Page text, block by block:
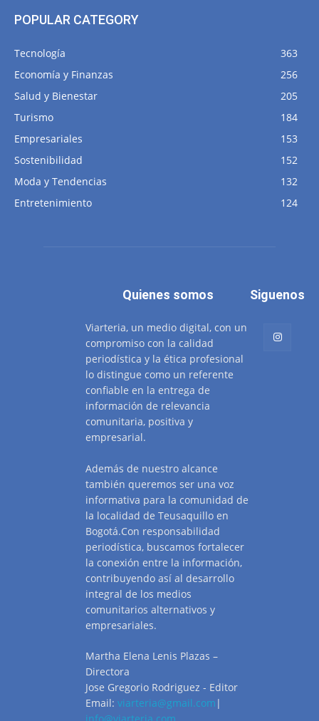
POPULAR CATEGORY
Tecnología
363
Economía y Finanzas
256
Salud y Bienestar
205
Turismo
184
Empresariales
153
Sostenibilidad
152
Moda y Tendencias
132
Entretenimiento
124
Quienes somos
Viarteria, un medio digital, con un
compromiso con la calidad
periodística y la ética profesional
lo distingue como un referente
confiable en la entrega de
información de relevancia
comunitaria, positiva y
empresarial.
Además de nuestro alcance
también queremos ser una voz
informativa para la comunidad de
la localidad de Teusaquillo en
Bogotá.Con responsabilidad
periodística, buscamos fortalecer
la conexión entre la información,
contribuyendo así al desarrollo
integral de los medios
comunitarios alternativos y
empresariales.
Martha Elena Lenis Plazas –
Directora
Jose Gregorio Rodriguez - Editor
Email: viarteria@gmail.com |
Siguenos